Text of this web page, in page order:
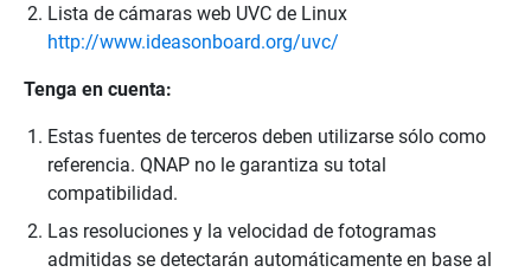
Lista de cámaras web UVC de Linux
http://www.ideasonboard.org/uvc/
Tenga en cuenta:
Estas fuentes de terceros deben utilizarse sólo como
referencia. QNAP no le garantiza su total
compatibilidad.
Las resoluciones y la velocidad de fotogramas
admitidas se detectarán automáticamente en base al